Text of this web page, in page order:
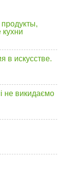
в искусстве.
не викидаємо